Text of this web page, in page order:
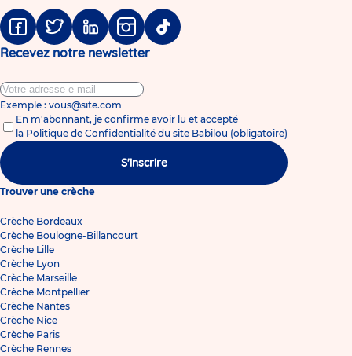
Facebook
TwitterLinkedinInstagram
Tiktok
Recevez notre newsletter
Exemple : vous@site.com
En m'abonnant, je confirme avoir lu et accepté
la Politique de Confidentialité du site Babilou (obligatoire)
S'inscrire
Trouver une crèche
Crèche Bordeaux
Crèche Boulogne-Billancourt
Crèche Lille
Crèche Lyon
Crèche Marseille
Crèche Montpellier
Crèche Nantes
Crèche Nice
Crèche Paris
Crèche Rennes